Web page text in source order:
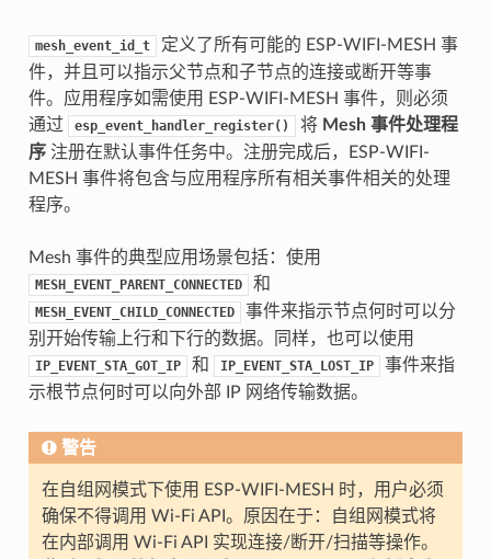
mesh_event_id_t
定义了所有可能的 ESP-WIFI-MESH 事
件，并且可以指示父节点和子节点的连接或断开等事
件。应用程序如需使用 ESP-WIFI-MESH 事件，则必须
通过
esp_event_handler_register() 将 Mesh 事件处理程
序注册在默认事件任务中。注册完成后，ESP-WIFI-
MESH 事件将包含与应用程序所有相关事件相关的处理
程序。
Mesh 事件的典型应用场景包括：使用
MESH_EVENT_PARENT_CONNECTED 和
MESH_EVENT_CHILD_CONNECTED
事件来指示节点何时可以分
别开始传输上行和下行的数据。同样，也可以使用
IP_EVENT_STA_GOT_IP 和 IP_EVENT_STA_LOST_IP
事件来指
示根节点何时可以向外部 IP 网络传输数据。
警告
在自组网模式下使用 ESP-WIFI-MESH 时，用户必须
确保不得调用 Wi-Fi API。原因在于：自组网模式将
在内部调用 Wi-Fi API 实现连接/断开/扫描等操作。